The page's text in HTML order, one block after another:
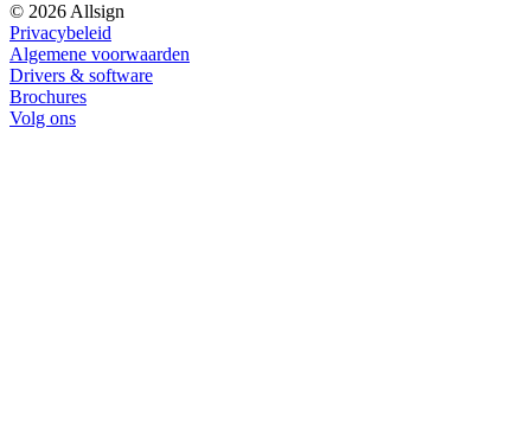
© 2026 Allsign
Privacybeleid
Algemene voorwaarden
Drivers & software
Brochures
Volg ons